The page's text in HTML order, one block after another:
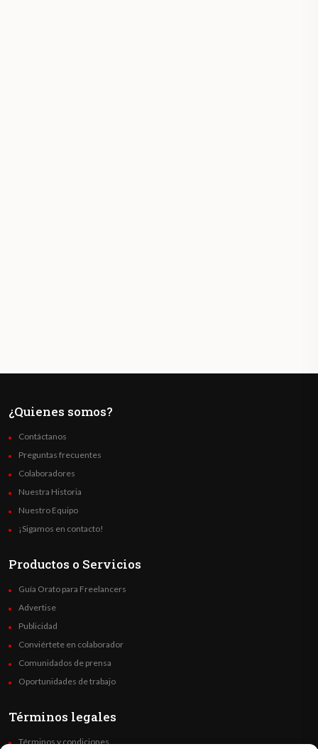
¿Quienes somos?
Contáctanos
Preguntas frecuentes
Colaboradores
Nuestra Historia
Nuestro Equipo
¡Sigamos en contacto!
Productos o Servicios
Guía Orato para Freelancers
Advertise
Publicidad
Conviértete en colaborador
Comunidados de prensa
Oportunidades de trabajo
Términos legales
Términos y condiciones